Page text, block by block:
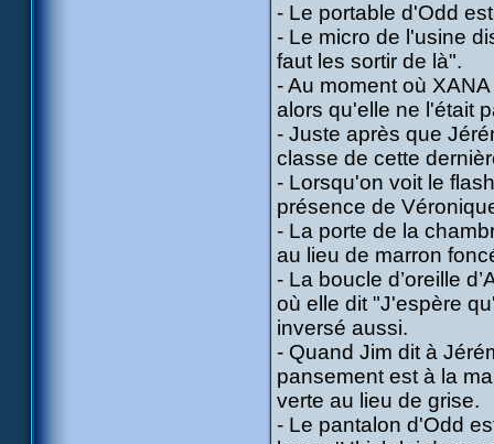
- Le portable d'Odd
- Le micro de l'usine
faut les sortir de là".
- Au moment où
alors qu'elle ne l'était
- Juste après que
classe de cette
- Lorsqu'on voit le
présence de
- La porte de la
au lieu de marron
- La boucle d’oreille
où elle dit "J'espère
inversé aussi.
- Quand Jim dit à
pansement est à la
verte au lieu de grise.
- Le pantalon d'Odd